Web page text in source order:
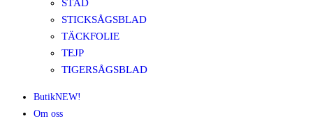
STÄD
STICKSÅGSBLAD
TÄCKFOLIE
TEJP
TIGERSÅGSBLAD
ButikNEW!
Om oss